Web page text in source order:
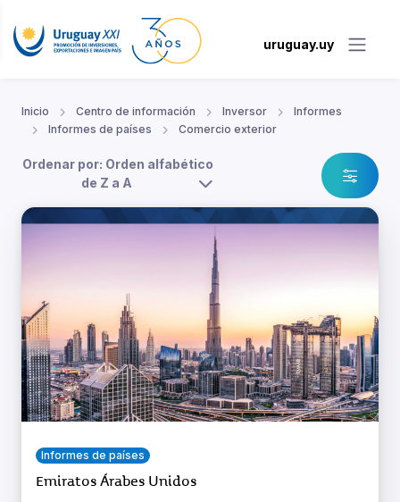
uruguay.uy
Inicio Centro de información Inversor
Informes
Informes de países
Comercio exterior
Ordenar por: Orden alfabético
de Z a A
Informes de países
Emiratos Árabes Unidos